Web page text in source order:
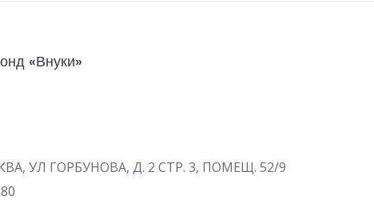
«Внуки»
УЛ ГОРБУНОВА, Д. 2 СТР. 3, ПОМЕЩ. 52/9